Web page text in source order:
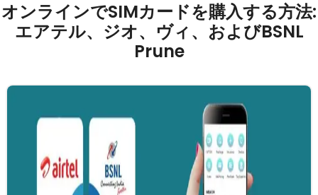
オンラインでSIMカードを購入する方法:
エアテル、ジオ、ヴィ、およびBSNL
Prune